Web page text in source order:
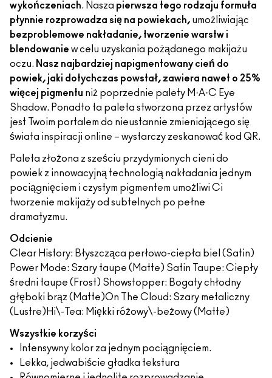
wykończeniach. Nasza pierwsza tego rodzaju formuła
płynnie rozprowadza się na powiekach, umożliwiając
bezproblemowe nakładanie, tworzenie warstw i
blendowanie w celu uzyskania pożądanego makijażu
oczu. Nasz najbardziej napigmentowany cień do
powiek, jaki dotychczas powstał, zawiera nawet o 25%
więcej pigmentu niż poprzednie palety M·A·C Eye
Shadow. Ponadto ta paleta stworzona przez artystów
jest Twoim portalem do nieustannie zmieniającego się
świata inspiracji online – wystarczy zeskanować kod QR.
Paleta złożona z sześciu przydymionych cieni do
powiek z innowacyjną technologią nakładania jednym
pociągnięciem i czystym pigmentem umożliwi Ci
tworzenie makijaży od subtelnych po pełne
dramatyzmu.
Odcienie
Clear History: Błyszcząca perłowo-ciepła biel (Satin)
Power Mode: Szary taupe (Matte) Satin Taupe​: Ciepły
średni taupe (Frost) Showstopper​: Bogaty chłodny
głęboki brąz (Matte)​​ On The Cloud: Szary metaliczny
(Lustre)​​ Hi\-Tea: Miękki różowy\-beżowy (Matte)
Wszystkie korzyści
Intensywny kolor za jednym pociągnięciem.
Lekka, jedwabiście gładka tekstura